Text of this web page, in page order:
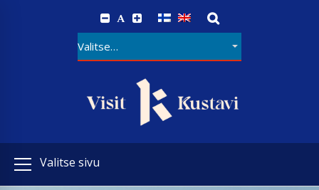
A
Valitse sivu